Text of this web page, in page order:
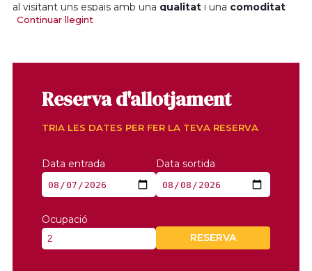
al visitant uns espais amb una qualitat i una comoditat
excel·lents.
basílica, permet gaudir d’una estada incomparable, en un
magnífiques de la muntanya i la vall del Llobregat. Disposa
telèfon, parquet i calefacció, amb una capacitat total per a
Continuar llegint
Reserva d'allotjament
TRIA LES DATES PER FER LA TEVA RESERVA
Data entrada Data sortida
Ocupació
RESERVA